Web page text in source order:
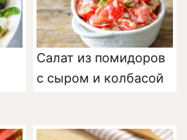
Салат из помидоров
с сыром и колбасой